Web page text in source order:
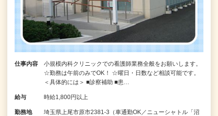
仕事内容
小規模内科クリニックでの看護師業務全般をお願いします。
☆勤務は午前のみでOK！ ☆曜日・日数など相談可能です。
＜具体的には＞ ■診察補助 ■患…
給与 時給1,800円以上
勤務地
埼玉県上尾市原市2381-3（車通勤OK／ニューシャトル「沼